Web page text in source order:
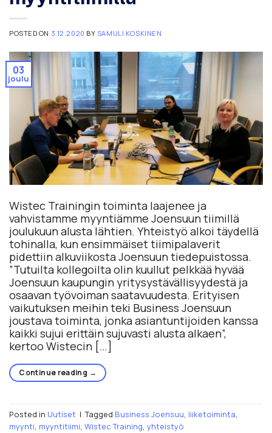
POSTED ON 3.12.2020 BY SAMULI KOSKINEN
03
joulu
Wistec Trainingin toiminta laajenee ja
vahvistamme myyntiämme Joensuun tiimillä
joulukuun alusta lähtien. Yhteistyö alkoi täydellä
tohinalla, kun ensimmäiset tiimipalaverit
pidettiin alkuviikosta Joensuun tiedepuistossa.
”Tutuilta kollegoilta olin kuullut pelkkää hyvää
Joensuun kaupungin yritysystävällisyydestä ja
osaavan työvoiman saatavuudesta. Erityisen
vaikutuksen meihin teki Business Joensuun
joustava toiminta, jonka asiantuntijoiden kanssa
kaikki sujui erittäin sujuvasti alusta alkaen”,
kertoo Wistecin […]
Continue reading →
Posted in Uutiset | Tagged Business Joensuu, liiketoiminta,
myynti, myyntitiimi, Wistec Training, yhteistyö